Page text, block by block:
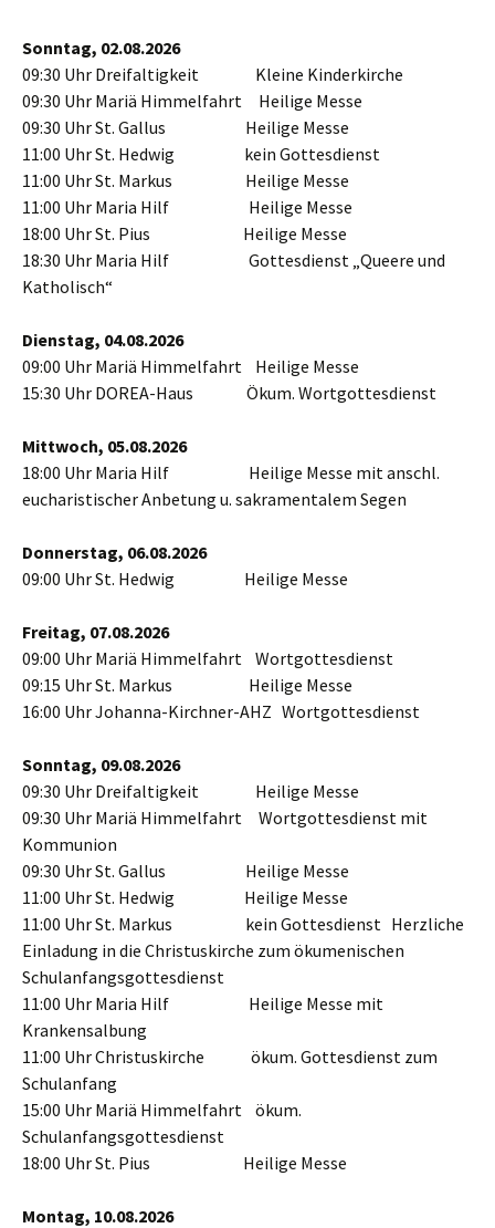
Sonntag, 02.08.2026
09:30 Uhr Dreifaltigkeit Kleine Kinderkirche
09:30 Uhr Mariä Himmelfahrt Heilige Messe
09:30 Uhr St. Gallus Heilige Messe
11:00 Uhr St. Hedwig kein Gottesdienst
11:00 Uhr St. Markus Heilige Messe
11:00 Uhr Maria Hilf Heilige Messe
18:00 Uhr St. Pius Heilige Messe
18:30 Uhr Maria Hilf Gottesdienst „Queere und
Katholisch“
Dienstag, 04.08.2026
09:00 Uhr Mariä Himmelfahrt Heilige Messe
15:30 Uhr DOREA-Haus Ökum. Wortgottesdienst
Mittwoch, 05.08.2026
18:00 Uhr Maria Hilf Heilige Messe mit anschl.
eucharistischer Anbetung u. sakramentalem Segen
Donnerstag, 06.08.2026
09:00 Uhr St. Hedwig Heilige Messe
Freitag, 07.08.2026
09:00 Uhr Mariä Himmelfahrt Wortgottesdienst
09:15 Uhr St. Markus Heilige Messe
16:00 Uhr Johanna-Kirchner-AHZ Wortgottesdienst
Sonntag, 09.08.2026
09:30 Uhr Dreifaltigkeit Heilige Messe
09:30 Uhr Mariä Himmelfahrt Wortgottesdienst mit
Kommunion
09:30 Uhr St. Gallus Heilige Messe
11:00 Uhr St. Hedwig Heilige Messe
11:00 Uhr St. Markus kein Gottesdienst Herzliche
Einladung in die Christuskirche zum ökumenischen
Schulanfangsgottesdienst
11:00 Uhr Maria Hilf Heilige Messe mit
Krankensalbung
11:00 Uhr Christuskirche ökum. Gottesdienst zum
Schulanfang
15:00 Uhr Mariä Himmelfahrt ökum.
Schulanfangsgottesdienst
18:00 Uhr St. Pius Heilige Messe
Montag, 10.08.2026